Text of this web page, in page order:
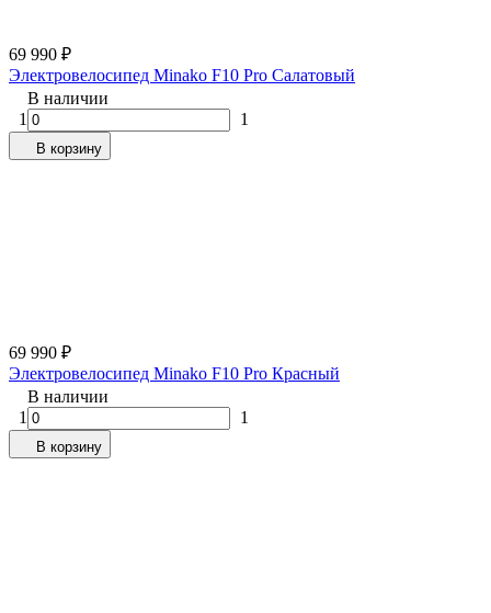
69 990 ₽
Электровелосипед Minako F10 Pro Салатовый
В наличии
1
1
В корзину
69 990 ₽
Электровелосипед Minako F10 Pro Красный
В наличии
1
1
В корзину